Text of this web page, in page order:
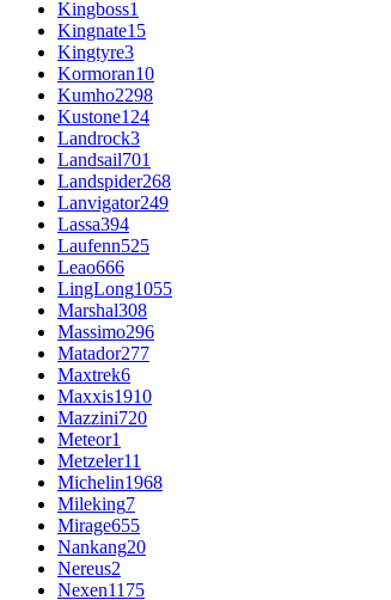
Kingboss1
Kingnate15
Kingtyre3
Kormoran10
Kumho2298
Kustone124
Landrock3
Landsail701
Landspider268
Lanvigator249
Lassa394
Laufenn525
Leao666
LingLong1055
Marshal308
Massimo296
Matador277
Maxtrek6
Maxxis1910
Mazzini720
Meteor1
Metzeler11
Michelin1968
Mileking7
Mirage655
Nankang20
Nereus2
Nexen1175